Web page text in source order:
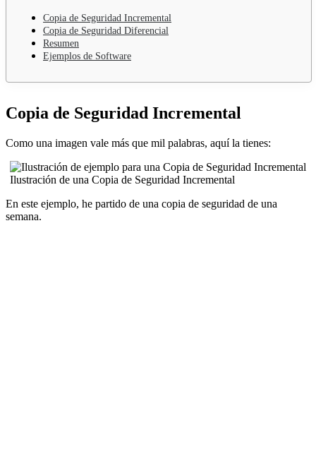
Copia de Seguridad Incremental
Copia de Seguridad Diferencial
Resumen
Ejemplos de Software
Copia de Seguridad Incremental
Como una imagen vale más que mil palabras, aquí la tienes:
Ilustración de una Copia de Seguridad Incremental
En este ejemplo, he partido de una copia de seguridad de una
semana.